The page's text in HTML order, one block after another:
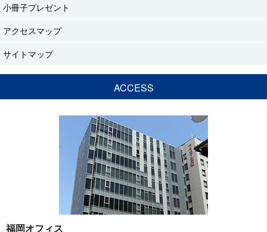
小冊子プレゼント
アクセスマップ
サイトマップ
ACCESS
福岡オフィス